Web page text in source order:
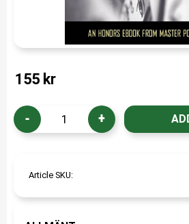
155 kr
+
-
Article SKU